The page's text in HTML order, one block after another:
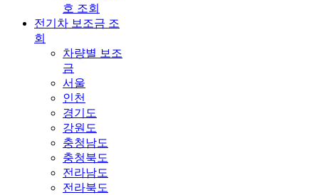
호 조회
전기차 보조금 조
회
차량별 보조
금
서울
인천
경기도
강원도
충청남도
충청북도
전라남도
전라북도